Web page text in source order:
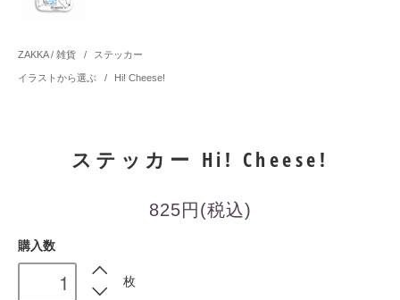
ZAKKA / 雑貨 / ステッカー
イラストから選ぶ / Hi! Cheese!
ステッカー Hi! Cheese!
825円(税込)
購入数
枚